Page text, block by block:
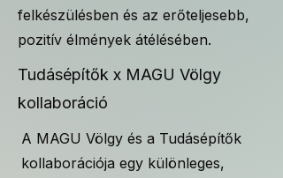
felkészülésben és az erőteljesebb,
pozitív élmények átélésében.
Tudásépítők x MAGU Völgy
kollaboráció
A MAGU Völgy és a Tudásépítők
kollaborációja egy különleges,